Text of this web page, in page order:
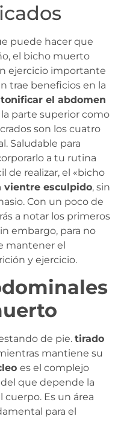
puede hacer que
el bicho muerto
ejercicio importante
trae beneficios en la
tonificar el abdomen
parte superior como
son los cuatro
Saludable para
a tu rutina
de realizar, el «bicho
vientre esculpido, sin
Con un poco de
a notar los primeros
embargo, para no
mantener el
y ejercicio.
de pie. tirado
mantiene su
es el complejo
que depende la
Es un área
para el